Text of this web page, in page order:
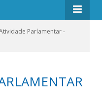
Parlamentar -